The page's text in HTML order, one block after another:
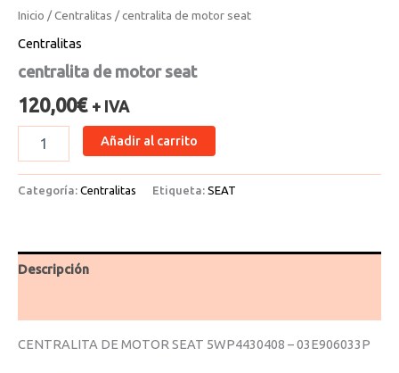
Inicio /Centralitas / centralita de motor seat
Centralitas
centralita de motor seat
120,00€ + IVA
Añadir al carrito
Categoría: Centralitas Etiqueta: SEAT
Descripción
CENTRALITA DE MOTOR SEAT 5WP4430408 – 03E906033P